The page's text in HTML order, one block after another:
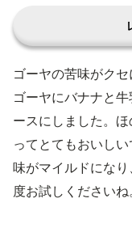
ゴーヤの苦味がク
ゴーヤにバナナと
ースにしました。
ってとてもおいし
味がマイルドにな
度お試しくださいね